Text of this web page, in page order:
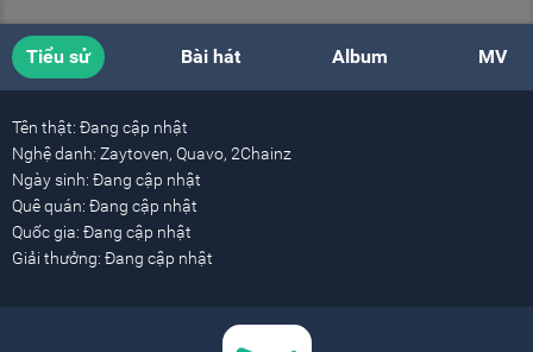
Tiểu sử Bài hát Album MV
Tên thật: Đang cập nhật
Nghệ danh: Zaytoven, Quavo, 2Chainz
Ngày sinh: Đang cập nhật
Quê quán: Đang cập nhật
Quốc gia: Đang cập nhật
Giải thưởng: Đang cập nhật